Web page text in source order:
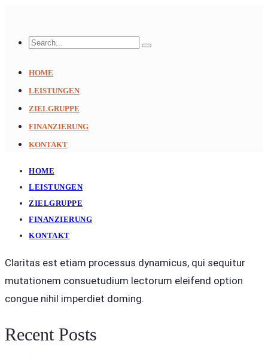
HOME
LEISTUNGEN
ZIELGRUPPE
FINANZIERUNG
KONTAKT
HOME
LEISTUNGEN
ZIELGRUPPE
FINANZIERUNG
KONTAKT
Claritas est etiam processus dynamicus, qui sequitur
mutationem consuetudium lectorum eleifend option
congue nihil imperdiet doming.
Recent Posts